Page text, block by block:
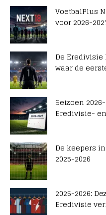
VoetbalPlus
voor 2026-
De Eredivisie
waar de
Seizoen
Eredivisie-
De keepers
2025-2026
2025-2026:
Eredivisie